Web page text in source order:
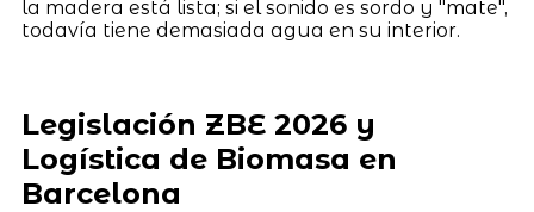
la madera está lista; si el sonido es sordo y "mate",
todavía tiene demasiada agua en su interior.
Legislación ZBE 2026 y
Logística de Biomasa en
Barcelona